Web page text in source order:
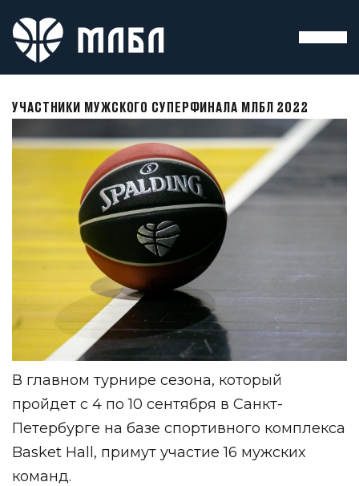
УЧАСТНИКИ МУЖСКОГО СУПЕРФИНАЛА МЛБЛ 2022
В главном турнире сезона, который
пройдет с 4 по 10 сентября в Санкт-
Петербурге на базе спортивного комплекса
Basket Hall, примут участие 16 мужских
команд.